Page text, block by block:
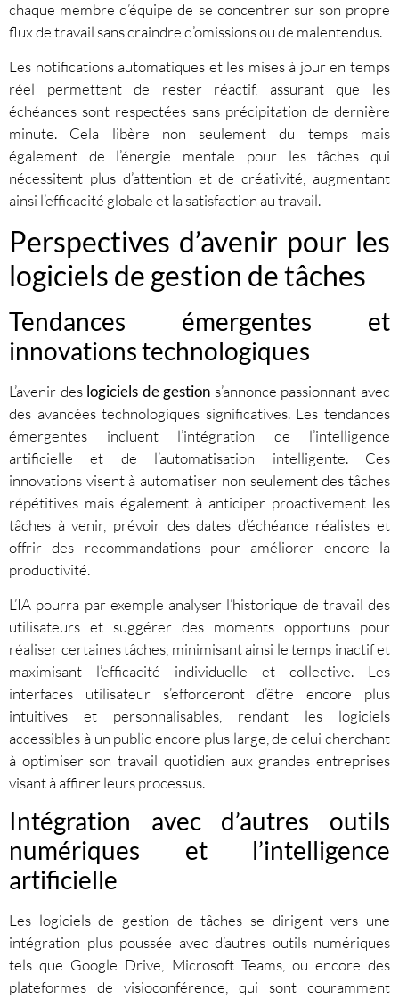
chaque membre d’équipe de se concentrer sur son propre
flux de travail sans craindre d’omissions ou de malentendus.
Les notifications automatiques et les mises à jour en temps
réel permettent de rester réactif, assurant que les
échéances sont respectées sans précipitation de dernière
minute. Cela libère non seulement du temps mais
également de l’énergie mentale pour les tâches qui
nécessitent plus d’attention et de créativité, augmentant
ainsi l’efficacité globale et la satisfaction au travail.
Perspectives d’avenir pour les
logiciels de gestion de tâches
Tendances émergentes et
innovations technologiques
L’avenir des logiciels de gestion s’annonce passionnant avec
des avancées technologiques significatives. Les tendances
émergentes incluent l’intégration de l’intelligence
artificielle et de l’automatisation intelligente. Ces
innovations visent à automatiser non seulement des tâches
répétitives mais également à anticiper proactivement les
tâches à venir, prévoir des dates d’échéance réalistes et
offrir des recommandations pour améliorer encore la
productivité.
L’IA pourra par exemple analyser l’historique de travail des
utilisateurs et suggérer des moments opportuns pour
réaliser certaines tâches, minimisant ainsi le temps inactif et
maximisant l’efficacité individuelle et collective. Les
interfaces utilisateur s’efforceront d’être encore plus
intuitives et personnalisables, rendant les logiciels
accessibles à un public encore plus large, de celui cherchant
à optimiser son travail quotidien aux grandes entreprises
visant à affiner leurs processus.
Intégration avec d’autres outils
numériques et l’intelligence
artificielle
Les logiciels de gestion de tâches se dirigent vers une
intégration plus poussée avec d’autres outils numériques
tels que Google Drive, Microsoft Teams, ou encore des
plateformes de visioconférence, qui sont couramment